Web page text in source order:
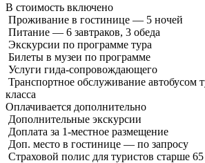
В стоимость включено
Проживание в гостинице — 5 ночей
Питание — 6 завтраков, 3 обеда
Экскурсии по программе тура
Билеты в музеи по программе
Услуги гида-сопровождающего
Транспортное обслуживание автобусом
класса
Оплачивается дополнительно
Дополнительные экскурсии
Доплата за 1-местное размещение
Доп. место в гостинице — по запросу
Страховой полис для туристов старше